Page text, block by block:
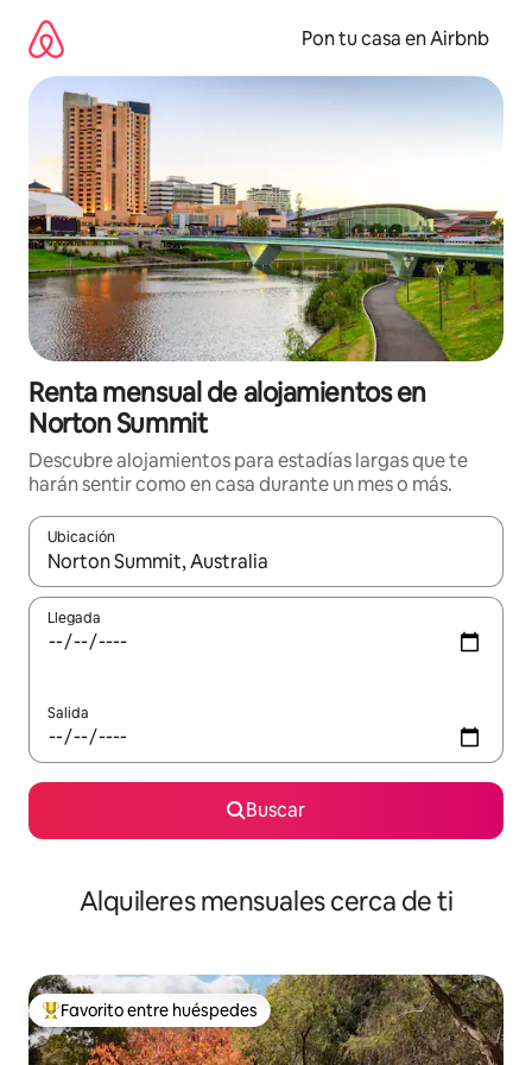
contenido
Pon tu casa en Airbnb
Renta mensual de alojamientos en
Norton Summit
Descubre alojamientos para estadías largas que te
harán sentir como en casa durante un mes o más.
Ubicación
Cuando los resultados estén disponibles, navega con las
Llegada
Salida
Buscar
Alquileres mensuales cerca de ti
Favorito entre huéspedes preferido
Favorito entre huéspedes